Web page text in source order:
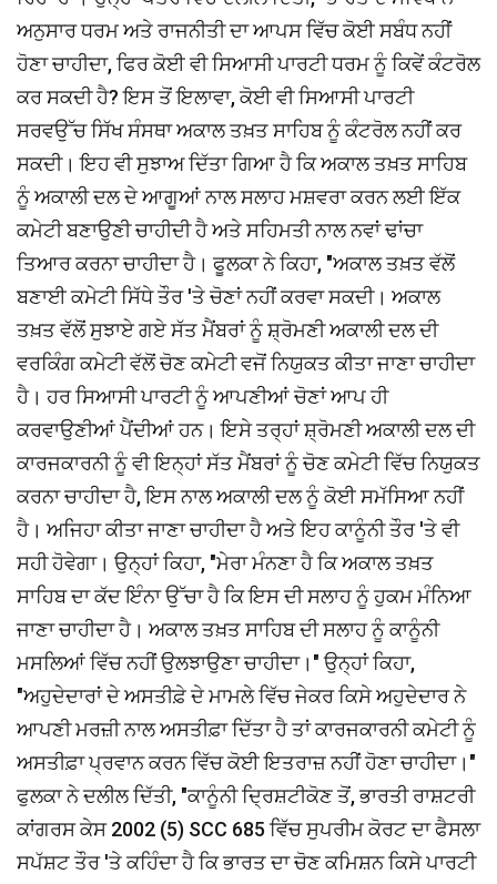
ਅਨੁਸਾਰ ਧਰਮ ਅਤੇ ਰਾਜਨੀਤੀ ਦਾ ਆਪਸ ਵਿੱਚ ਕੋਈ ਸਬੰਧ ਨਹੀਂ
ਹੋਣਾ ਚਾਹੀਦਾ, ਫਿਰ ਕੋਈ ਵੀ ਸਿਆਸੀ ਪਾਰਟੀ ਧਰਮ ਨੂੰ ਕਿਵੇਂ ਕੰਟਰੋਲ
ਕਰ ਸਕਦੀ ਹੈ? ਇਸ ਤੋਂ ਇਲਾਵਾ, ਕੋਈ ਵੀ ਸਿਆਸੀ ਪਾਰਟੀ
ਸਰਵਉੱਚ ਸਿੱਖ ਸੰਸਥਾ ਅਕਾਲ ਤਖ਼ਤ ਸਾਹਿਬ ਨੂੰ ਕੰਟਰੋਲ ਨਹੀਂ ਕਰ
ਸਕਦੀ। ਇਹ ਵੀ ਸੁਝਾਅ ਦਿੱਤਾ ਗਿਆ ਹੈ ਕਿ ਅਕਾਲ ਤਖ਼ਤ ਸਾਹਿਬ
ਨੂੰ ਅਕਾਲੀ ਦਲ ਦੇ ਆਗੂਆਂ ਨਾਲ ਸਲਾਹ ਮਸ਼ਵਰਾ ਕਰਨ ਲਈ ਇੱਕ
ਕਮੇਟੀ ਬਣਾਉਣੀ ਚਾਹੀਦੀ ਹੈ ਅਤੇ ਸਹਿਮਤੀ ਨਾਲ ਨਵਾਂ ਢਾਂਚਾ
ਤਿਆਰ ਕਰਨਾ ਚਾਹੀਦਾ ਹੈ। ਫੂਲਕਾ ਨੇ ਕਿਹਾ, "ਅਕਾਲ ਤਖ਼ਤ ਵੱਲੋਂ
ਬਣਾਈ ਕਮੇਟੀ ਸਿੱਧੇ ਤੌਰ 'ਤੇ ਚੋਣਾਂ ਨਹੀਂ ਕਰਵਾ ਸਕਦੀ। ਅਕਾਲ
ਤਖ਼ਤ ਵੱਲੋਂ ਸੁਝਾਏ ਗਏ ਸੱਤ ਮੈਂਬਰਾਂ ਨੂੰ ਸ਼੍ਰੋਮਣੀ ਅਕਾਲੀ ਦਲ ਦੀ
ਵਰਕਿੰਗ ਕਮੇਟੀ ਵੱਲੋਂ ਚੋਣ ਕਮੇਟੀ ਵਜੋਂ ਨਿਯੁਕਤ ਕੀਤਾ ਜਾਣਾ ਚਾਹੀਦਾ
ਹੈ। ਹਰ ਸਿਆਸੀ ਪਾਰਟੀ ਨੂੰ ਆਪਣੀਆਂ ਚੋਣਾਂ ਆਪ ਹੀ
ਕਰਵਾਉਣੀਆਂ ਪੈਂਦੀਆਂ ਹਨ। ਇਸੇ ਤਰ੍ਹਾਂ ਸ਼੍ਰੋਮਣੀ ਅਕਾਲੀ ਦਲ ਦੀ
ਕਾਰਜਕਾਰਨੀ ਨੂੰ ਵੀ ਇਨ੍ਹਾਂ ਸੱਤ ਮੈਂਬਰਾਂ ਨੂੰ ਚੋਣ ਕਮੇਟੀ ਵਿੱਚ ਨਿਯੁਕਤ
ਕਰਨਾ ਚਾਹੀਦਾ ਹੈ, ਇਸ ਨਾਲ ਅਕਾਲੀ ਦਲ ਨੂੰ ਕੋਈ ਸਮੱਸਿਆ ਨਹੀਂ
ਹੈ। ਅਜਿਹਾ ਕੀਤਾ ਜਾਣਾ ਚਾਹੀਦਾ ਹੈ ਅਤੇ ਇਹ ਕਾਨੂੰਨੀ ਤੌਰ 'ਤੇ ਵੀ
ਸਹੀ ਹੋਵੇਗਾ। ਉਨ੍ਹਾਂ ਕਿਹਾ, "ਮੇਰਾ ਮੰਨਣਾ ਹੈ ਕਿ ਅਕਾਲ ਤਖ਼ਤ
ਸਾਹਿਬ ਦਾ ਕੱਦ ਇੰਨਾ ਉੱਚਾ ਹੈ ਕਿ ਇਸ ਦੀ ਸਲਾਹ ਨੂੰ ਹੁਕਮ ਮੰਨਿਆ
ਜਾਣਾ ਚਾਹੀਦਾ ਹੈ। ਅਕਾਲ ਤਖ਼ਤ ਸਾਹਿਬ ਦੀ ਸਲਾਹ ਨੂੰ ਕਾਨੂੰਨੀ
ਮਸਲਿਆਂ ਵਿੱਚ ਨਹੀਂ ਉਲਝਾਉਣਾ ਚਾਹੀਦਾ।" ਉਨ੍ਹਾਂ ਕਿਹਾ,
"ਅਹੁਦੇਦਾਰਾਂ ਦੇ ਅਸਤੀਫ਼ੇ ਦੇ ਮਾਮਲੇ ਵਿੱਚ ਜੇਕਰ ਕਿਸੇ ਅਹੁਦੇਦਾਰ ਨੇ
ਆਪਣੀ ਮਰਜ਼ੀ ਨਾਲ ਅਸਤੀਫ਼ਾ ਦਿੱਤਾ ਹੈ ਤਾਂ ਕਾਰਜਕਾਰਨੀ ਕਮੇਟੀ ਨੂੰ
ਅਸਤੀਫ਼ਾ ਪ੍ਰਵਾਨ ਕਰਨ ਵਿੱਚ ਕੋਈ ਇਤਰਾਜ਼ ਨਹੀਂ ਹੋਣਾ ਚਾਹੀਦਾ।"
ਫੁਲਕਾ ਨੇ ਦਲੀਲ ਦਿੱਤੀ, "ਕਾਨੂੰਨੀ ਦ੍ਰਿਸ਼ਟੀਕੋਣ ਤੋਂ, ਭਾਰਤੀ ਰਾਸ਼ਟਰੀ
ਕਾਂਗਰਸ ਕੇਸ 2002 (5) SCC 685 ਵਿੱਚ ਸੁਪਰੀਮ ਕੋਰਟ ਦਾ ਫੈਸਲਾ
ਸਪੱਸ਼ਟ ਤੌਰ 'ਤੇ ਕਹਿੰਦਾ ਹੈ ਕਿ ਭਾਰਤ ਦਾ ਚੋਣ ਕਮਿਸ਼ਨ ਕਿਸੇ ਪਾਰਟੀ